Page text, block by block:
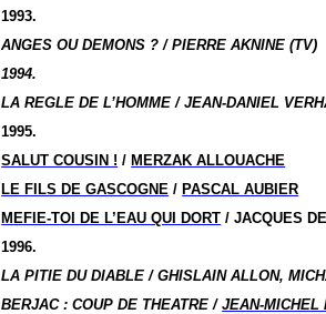
1993.
ANGES OU DEMONS ? / PIERRE AKNINE (TV)
1994.
LA REGLE DE L’HOMME / JEAN-DANIEL
1995.
SALUT COUSIN ! / MERZAK ALLOUACHE
LE FILS DE GASCOGNE / PASCAL AUBIER
MEFIE-TOI DE L’EAU QUI DORT / JACQUES
1996.
LA PITIE DU DIABLE / GHISLAIN ALLON,
BERJAC : COUP DE THEATRE /JEAN-MICHEL